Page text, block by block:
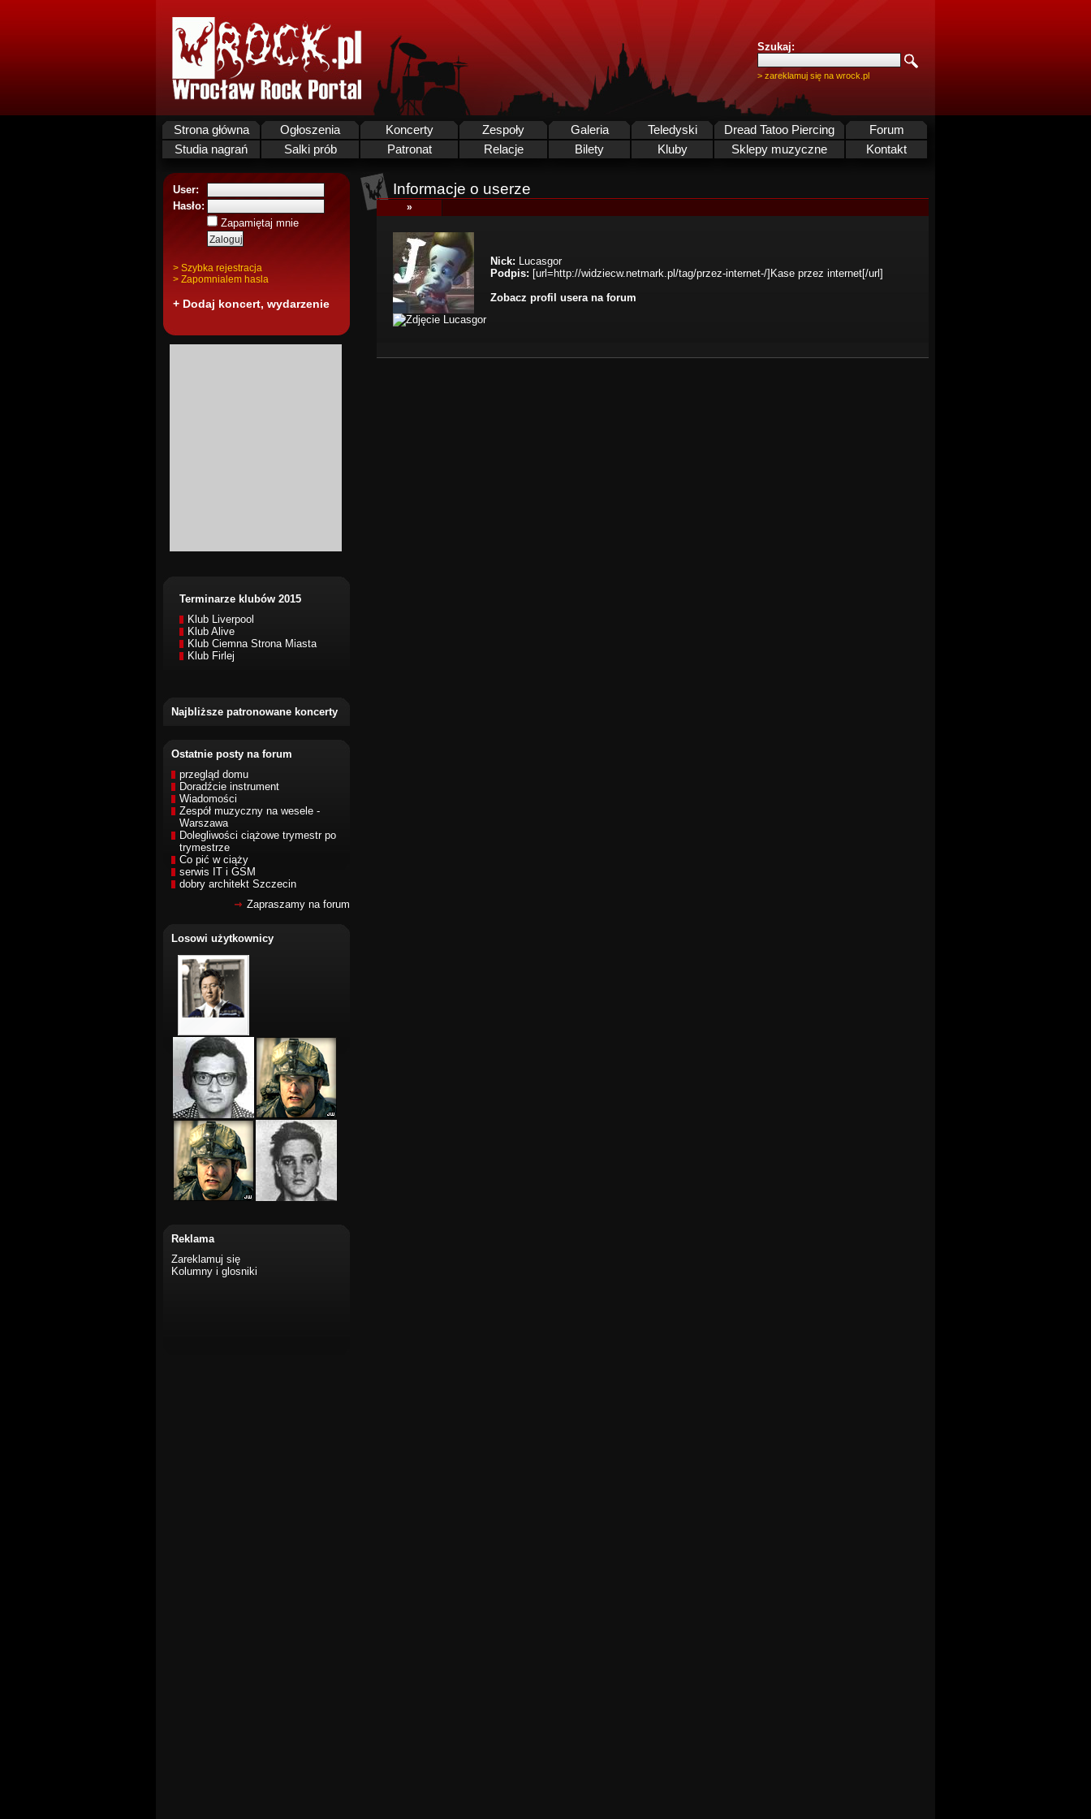
Szukaj:
> zareklamuj się na wrock.pl
Strona główna Ogłoszenia Koncerty Zespoły Galeria Teledyski Dread Tatoo Piercing
Forum
Studia nagrań
Salki prób Patronat Relacje Bilety Kluby Sklepy muzyczne Kontakt
User:
Hasło:
Zapamiętaj mnie
> Szybka rejestracja
> Zapomnialem hasla
+ Dodaj koncert, wydarzenie
Terminarze klubów 2015
Klub Liverpool
Klub Alive
Klub Ciemna Strona Miasta
Klub Firlej
Najbliższe patronowane koncerty
Ostatnie posty na forum
przegląd domu
Doradźcie instrument
Wiadomości
Zespół muzyczny na wesele -
Warszawa
Dolegliwości ciążowe trymestr po
trymestrze
Co pić w ciąży
serwis IT i GSM
dobry architekt Szczecin
Zapraszamy na forum
Losowi użytkownicy
Reklama
Zareklamuj się
Kolumny i glosniki
Informacje o userze
»
Nick: Lucasgor
Podpis: [url=http://widziecw.netmark.pl/tag/przez-internet-/]Kase przez internet[/url]
Zobacz profil usera na forum